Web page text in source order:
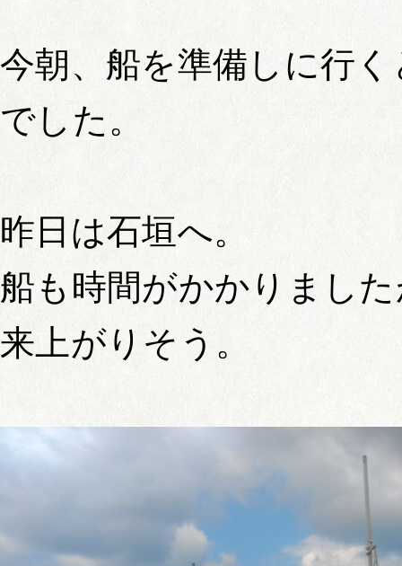
今朝、船を準備しに行
でした。
昨日は石垣へ。
船も時間がかかりまし
来上がりそう。